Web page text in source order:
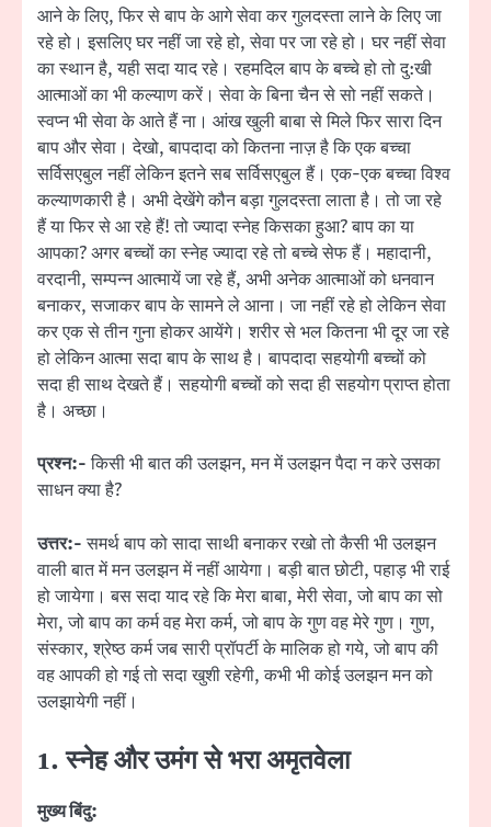
आने के लिए, फिर से बाप के आगे सेवा कर गुलदस्ता लाने के लिए जा
रहे हो। इसलिए घर नहीं जा रहे हो, सेवा पर जा रहे हो। घर नहीं सेवा
का स्थान है, यही सदा याद रहे। रहमदिल बाप के बच्चे हो तो दु:खी
आत्माओं का भी कल्याण करें। सेवा के बिना चैन से सो नहीं सकते।
स्वप्न भी सेवा के आते हैं ना। आंख खुली बाबा से मिले फिर सारा दिन
बाप और सेवा। देखो, बापदादा को कितना नाज़ है कि एक बच्चा
सर्विसएबुल नहीं लेकिन इतने सब सर्विसएबुल हैं। एक-एक बच्चा विश्व
कल्याणकारी है। अभी देखेंगे कौन बड़ा गुलदस्ता लाता है। तो जा रहे
हैं या फिर से आ रहे हैं! तो ज्यादा स्नेह किसका हुआ? बाप का या
आपका? अगर बच्चों का स्नेह ज्यादा रहे तो बच्चे सेफ हैं। महादानी,
वरदानी, सम्पन्न आत्मायें जा रहे हैं, अभी अनेक आत्माओं को धनवान
बनाकर, सजाकर बाप के सामने ले आना। जा नहीं रहे हो लेकिन सेवा
कर एक से तीन गुना होकर आयेंगे। शरीर से भल कितना भी दूर जा रहे
हो लेकिन आत्मा सदा बाप के साथ है। बापदादा सहयोगी बच्चों को
सदा ही साथ देखते हैं। सहयोगी बच्चों को सदा ही सहयोग प्राप्त होता
है। अच्छा।
प्रश्न:-किसी भी बात की उलझन, मन में उलझन पैदा न करे उसका
साधन क्या है?
उत्तर:-समर्थ बाप को सादा साथी बनाकर रखो तो कैसी भी उलझन
वाली बात में मन उलझन में नहीं आयेगा। बड़ी बात छोटी, पहाड़ भी राई
हो जायेगा। बस सदा याद रहे कि मेरा बाबा, मेरी सेवा, जो बाप का सो
मेरा, जो बाप का कर्म वह मेरा कर्म, जो बाप के गुण वह मेरे गुण। गुण,
संस्कार, श्रेष्ठ कर्म जब सारी प्रॉपर्टी के मालिक हो गये, जो बाप की
वह आपकी हो गई तो सदा खुशी रहेगी, कभी भी कोई उलझन मन को
उलझायेगी नहीं।
1. स्नेह और उमंग से भरा अमृतवेला
मुख्य बिंदु: